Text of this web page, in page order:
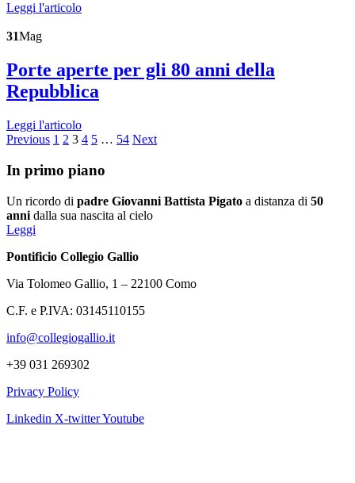
Leggi l'articolo
31Mag
Porte aperte per gli 80 anni della
Repubblica
Leggi l'articolo
Previous 1 2 3 4 5 … 54 Next
In primo piano
Un ricordo di padre Giovanni Battista Pigato a distanza di 50
anni dalla sua nascita al cielo
Leggi
Pontificio Collegio Gallio
Via Tolomeo Gallio, 1 – 22100 Como
C.F. e P.IVA: 03145110155
info@collegiogallio.it
+39 031 269302
Privacy Policy
Linkedin X-twitterYoutube